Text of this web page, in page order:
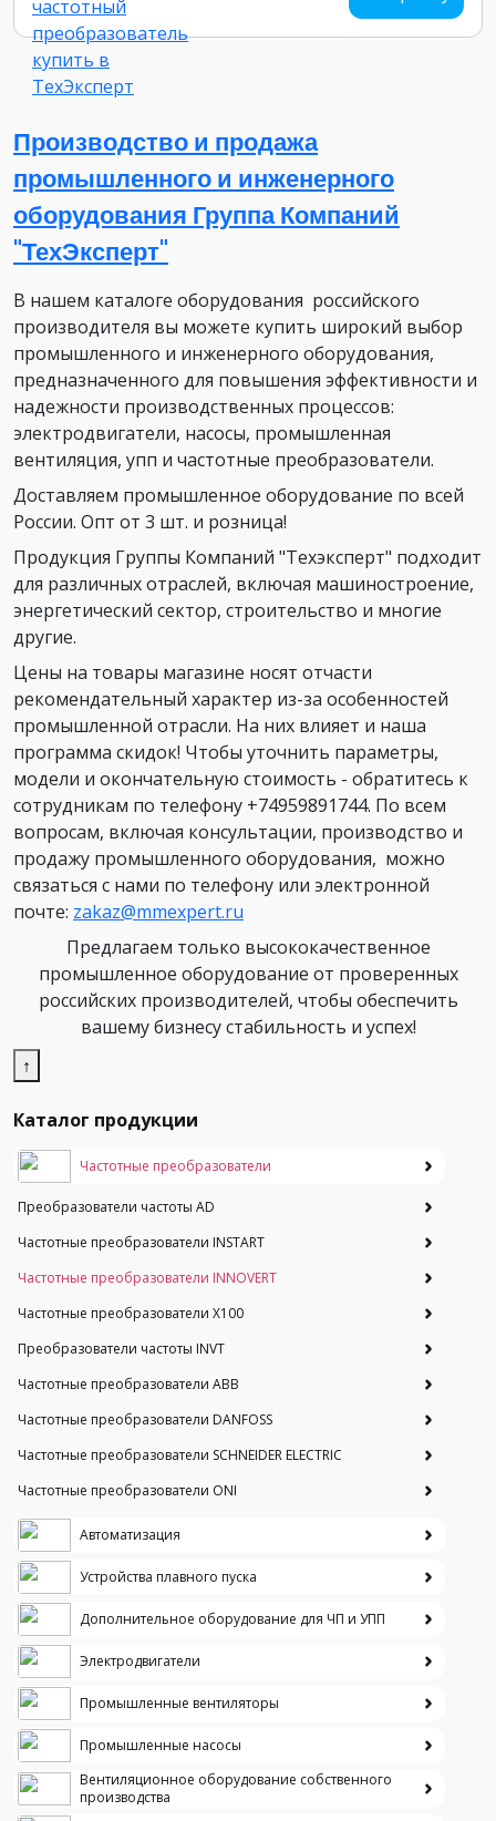
Производство и продажа
промышленного и инженерного
оборудования Группа Компаний
"ТехЭксперт"
В нашем каталоге оборудования российского
производителя вы можете купить широкий выбор
промышленного и инженерного оборудования,
предназначенного для повышения эффективности и
надежности производственных процессов:
электродвигатели, насосы, промышленная
вентиляция, упп и частотные преобразователи.
Доставляем промышленное оборудование по всей
России. Опт от 3 шт. и розница!
Продукция Группы Компаний "Техэксперт" подходит
для различных отраслей, включая машиностроение,
энергетический сектор, строительство и многие
другие.
Цены на товары магазине носят отчасти
рекомендательный характер из-за особенностей
промышленной отрасли. На них влияет и наша
программа скидок! Чтобы уточнить параметры,
модели и окончательную стоимость - обратитесь к
сотрудникам по телефону +74959891744. По всем
вопросам, включая консультации, производство и
продажу промышленного оборудования, можно
связаться с нами по телефону или электронной
почте: zakaz@mmexpert.ru
Предлагаем только высококачественное
промышленное оборудование от проверенных
российских производителей, чтобы обеспечить
вашему бизнесу стабильность и успех!
↑
Каталог продукции
Частотные преобразователи
Преобразователи частоты AD
Частотные преобразователи INSTART
Частотные преобразователи INNOVERT
Частотные преобразователи Х100
Преобразователи частоты INVT
Частотные преобразователи ABB
Частотные преобразователи DANFOSS
Частотные преобразователи SCHNEIDER ELECTRIC
Частотные преобразователи ONI
Автоматизация
Устройства плавного пуска
Дополнительное оборудование для ЧП и УПП
Электродвигатели
Промышленные вентиляторы
Промышленные насосы
Вентиляционное оборудование собственного
производства